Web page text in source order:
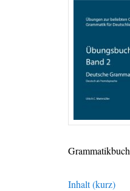
Grammatikbuch
Inhalt (kurz)